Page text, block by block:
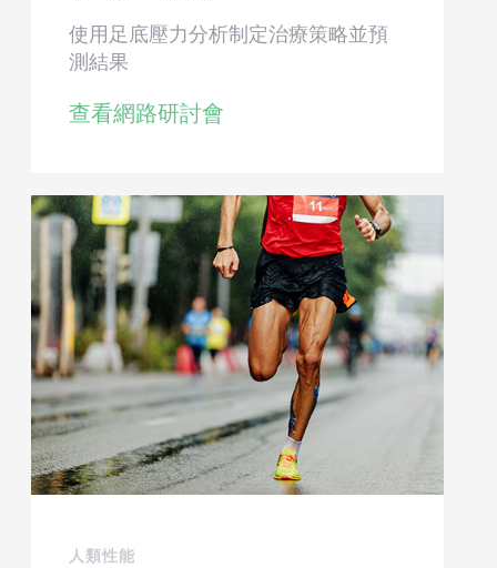
使用足底壓力分析制定治療策略並預
測結果
查看網路研討會
人類性能